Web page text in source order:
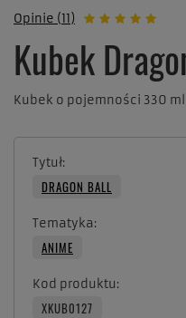
Opinie (11)
Kubek
Kubek o pojemności 330
Tytuł
DRAGON BALL
Tematyka
ANIME
Kod produktu
XKUB0127